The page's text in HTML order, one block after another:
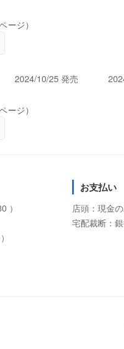
ジ）
2024/10/25 発売
ジ）
）
お支払い
店頭：現金
宅配裁断：